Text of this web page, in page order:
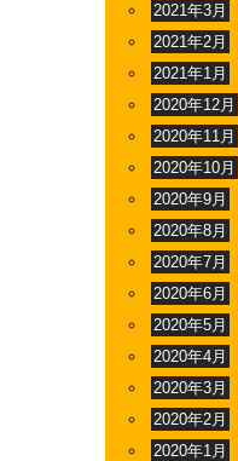
2021年3月
2021年2月
2021年1月
2020年12月
2020年11月
2020年10月
2020年9月
2020年8月
2020年7月
2020年6月
2020年5月
2020年4月
2020年3月
2020年2月
2020年1月